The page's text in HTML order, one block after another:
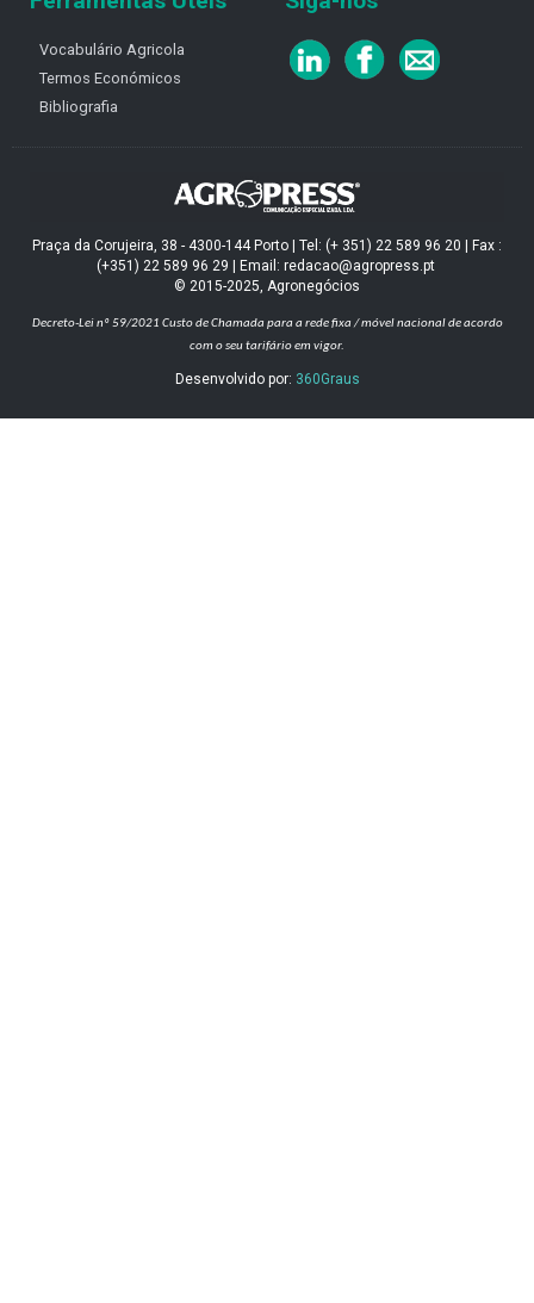
Vocabulário Agricola
Termos Económicos
Bibliografia
Praça da Corujeira, 38 - 4300-144 Porto | Tel: (+ 351) 22 589 96 20 | Fax :
(+351) 22 589 96 29 | Email: redacao@agropress.pt
© 2015-2025, Agronegócios
Decreto-Lei nº 59/2021 Custo de Chamada para a rede fixa / móvel nacional de acordo
com o seu tarifário em vigor.
Desenvolvido por: 360Graus